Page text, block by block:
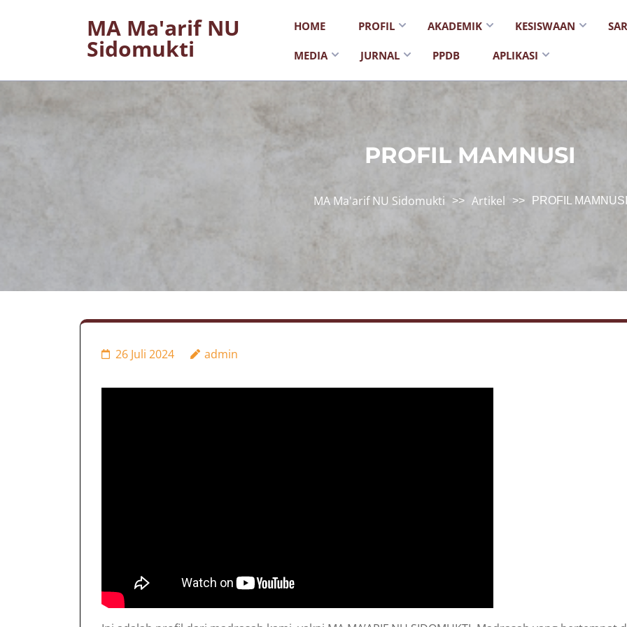
MA Ma'arif NU
Sidomukti
HOME PROFIL AKADEMIK KESISWAAN
MEDIA JURNAL PPDB APLIKASI
PROFIL MAMNUSI
MA Ma'arif NU Sidomukti >> Artikel >> PROFIL MAMNUSI
26 Juli 2024 admin